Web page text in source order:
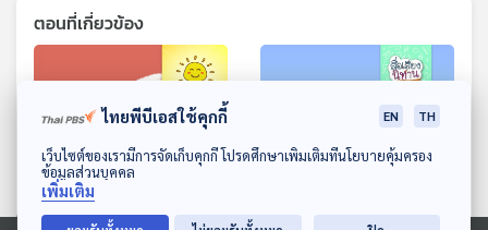
ดาวน์โหลด Thai PBS Podcast Application
ตอนที่เกี่ยวข้อง
29:03 29:03
ไทยพีบีเอสใช้คุกกี้ EN TH
เว็บไซต์ของเรามีการจัดเก็บคุกกี้ โปรดศึกษาเพิ่มเติมที่นโยบายคุ้มครอง
ข้อมูลส่วนบุคคล
เพิ่มเติม